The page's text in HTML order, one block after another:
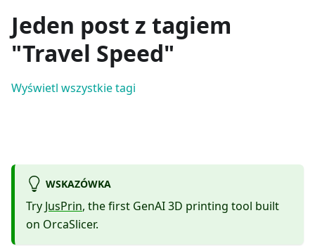
Jeden post z tagiem
"Travel Speed"
Wyświetl wszystkie tagi
WSKAZÓWKA
Try JusPrin, the first GenAI 3D printing tool built
on OrcaSlicer.